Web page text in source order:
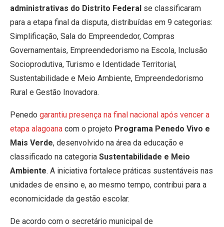
administrativas do Distrito Federal se classificaram
para a etapa final da disputa, distribuídas em 9 categorias:
Simplificação, Sala do Empreendedor, Compras
Governamentais, Empreendedorismo na Escola, Inclusão
Socioprodutiva, Turismo e Identidade Territorial,
Sustentabilidade e Meio Ambiente, Empreendedorismo
Rural e Gestão Inovadora.
Penedo garantiu presença na final nacional após vencer a
etapa alagoana com o projeto Programa Penedo Vivo e
Mais Verde, desenvolvido na área da educação e
classificado na categoria Sustentabilidade e Meio
Ambiente. A iniciativa fortalece práticas sustentáveis nas
unidades de ensino e, ao mesmo tempo, contribui para a
economicidade da gestão escolar.
De acordo com o secretário municipal de